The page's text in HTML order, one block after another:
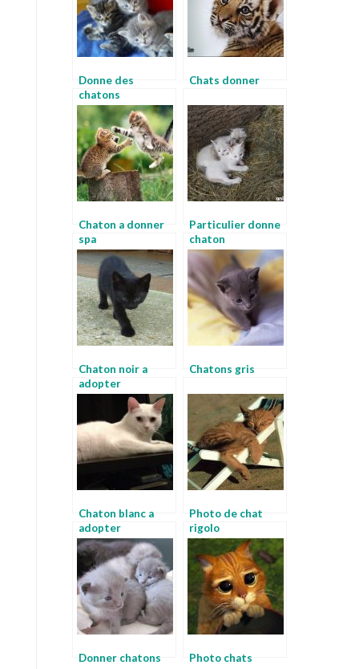
Donne des
chatons
Chats donner
Chaton a donner
spa
Particulier donne
chaton
Chaton noir a
adopter
Chatons gris
Chaton blanc a
adopter
Photo de chat
rigolo
Donner chatons Photo chats